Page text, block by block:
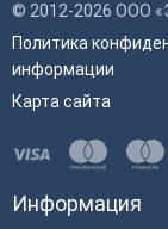
© 2012-2026 ООО
Политика
информации
Карта сайта
Информация